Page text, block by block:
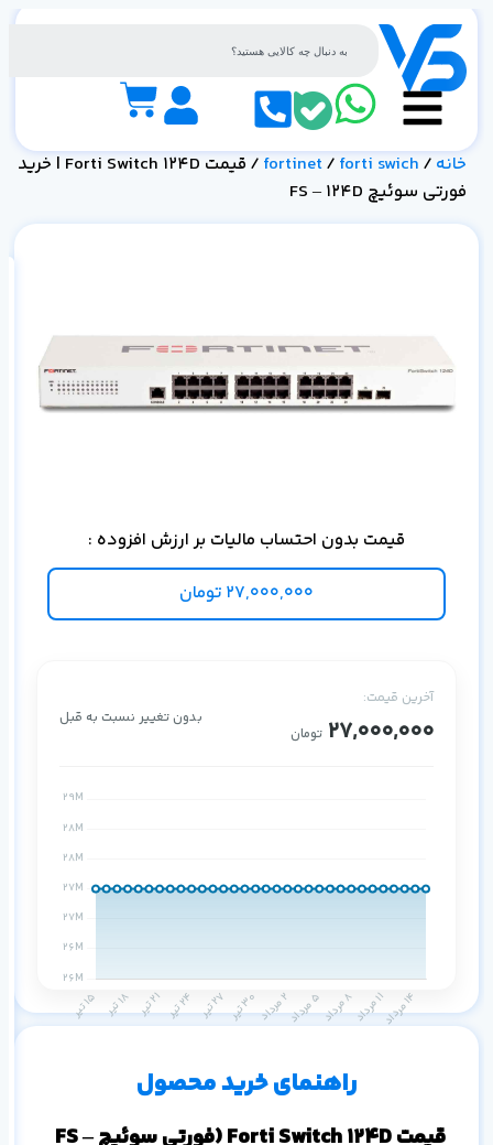
خانه /
fortinet/ forti swich
/ قیمت Forti Switch 124D | خرید
فورتی سوئیچ FS – 124D
قیمت بدون احتساب مالیات بر ارزش افزوده :
27,000,000 تومان
آخرین قیمت:
27,000,000 تومان
بدون تغییر نسبت به قبل
راهنمای خرید محصول